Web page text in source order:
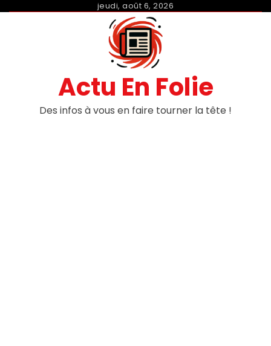
jeudi, août 6, 2026
Actu En Folie
Des infos à vous en faire tourner la tête !